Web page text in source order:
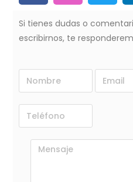
Si tienes dudas o
escribirnos, te